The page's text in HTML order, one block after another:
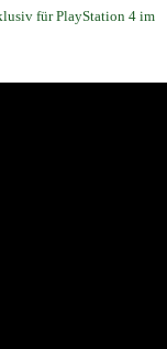
für PlayStation 4 im